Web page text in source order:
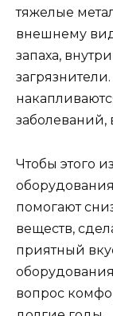
тяжелые
внешнему
запаха,
заболеваний,
Чтобы этого
помогают
веществ,
приятный
вопрос